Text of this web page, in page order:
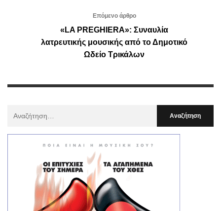
Επόμενο άρθρο
«LA PREGHIERA»: Συναυλία
λατρευτικής μουσικής από το Δημοτικό
Ωδείο Τρικάλων
: